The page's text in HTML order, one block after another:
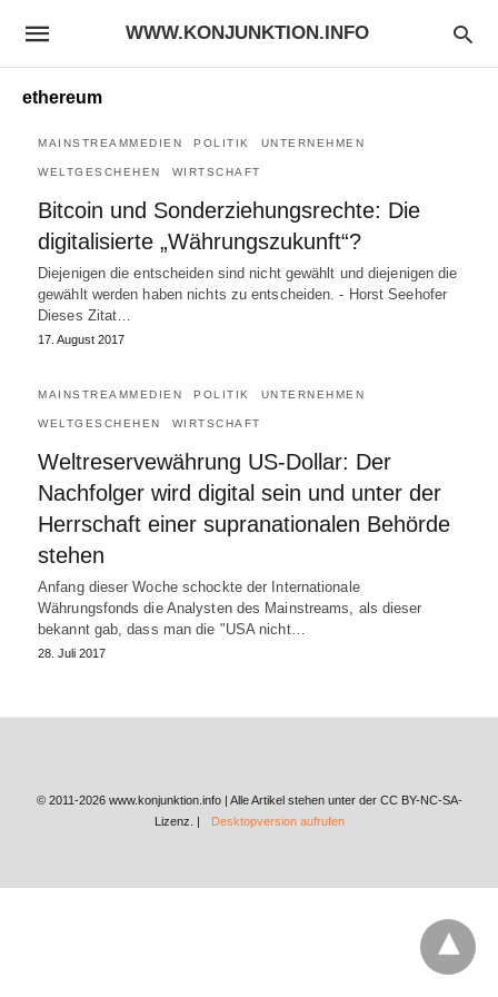
WWW.KONJUNKTION.INFO
ethereum
MAINSTREAMMEDIEN POLITIK UNTERNEHMEN
WELTGESCHEHEN WIRTSCHAFT
Bitcoin und Sonderziehungsrechte: Die
digitalisierte „Währungszukunft“?
Diejenigen die entscheiden sind nicht gewählt und diejenigen die
gewählt werden haben nichts zu entscheiden. - Horst Seehofer
Dieses Zitat…
17. August 2017
MAINSTREAMMEDIEN POLITIK UNTERNEHMEN
WELTGESCHEHEN WIRTSCHAFT
Weltreservewährung US-Dollar: Der
Nachfolger wird digital sein und unter der
Herrschaft einer supranationalen Behörde
stehen
Anfang dieser Woche schockte der Internationale
Währungsfonds die Analysten des Mainstreams, als dieser
bekannt gab, dass man die "USA nicht…
28. Juli 2017
© 2011-2026 www.konjunktion.info | Alle Artikel stehen unter der CC BY-NC-SA-
Lizenz. |
Desktopversion aufrufen